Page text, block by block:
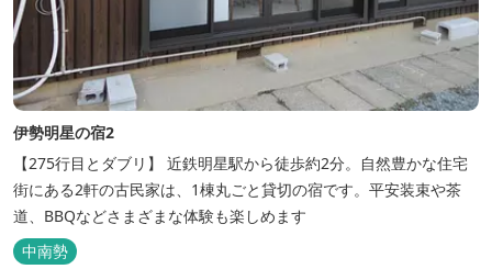
伊勢明星の宿2
【275行目とダブリ】 近鉄明星駅から徒歩約2分。自然豊かな住宅
街にある2軒の古民家は、1棟丸ごと貸切の宿です。平安装束や茶
道、BBQなどさまざまな体験も楽しめます
中南勢